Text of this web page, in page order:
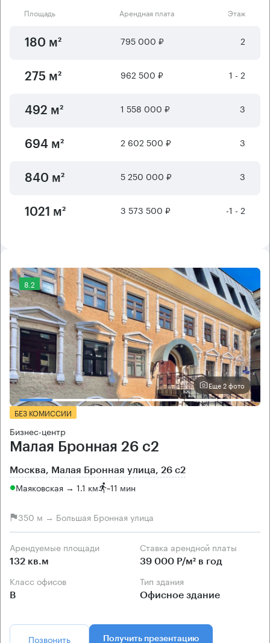
Площадь Арендная плата Этаж
180 м² 795 000 ₽ 2
275 м² 962 500 ₽ 1 - 2
492 м² 1 558 000 ₽ 3
694 м² 2 602 500 ₽ 3
840 м² 5 250 000 ₽ 3
1021 м² 3 573 500 ₽ -1 - 2
8.2
Еще 2 фото
БЕЗ КОМИССИИ
Бизнес-центр
Малая Бронная 26 с2
Москва, Малая Бронная улица, 26 с2
Маяковская → 1.1 км ~11 мин
350 м → Большая Бронная улица
Арендуемые площади
132 кв.м
Ставка арендной платы
39 000 Р/м² в год
Класс офисов
B
Тип здания
Офисное здание
Позвонить Получить презентацию